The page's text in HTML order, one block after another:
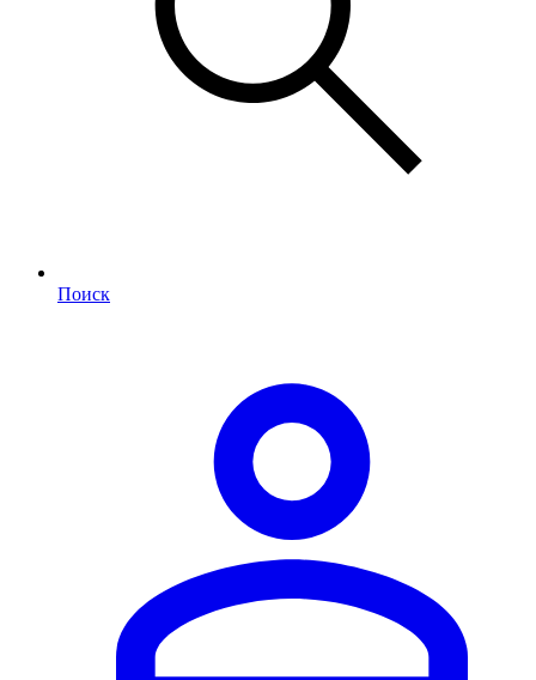
Поиск